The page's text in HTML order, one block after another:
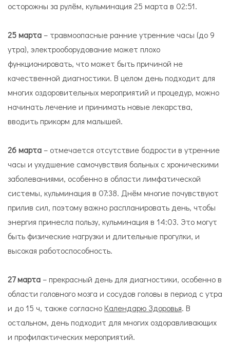
осторожны за рулём, кульминация 25 марта в 02:51.
25 марта – травмоопасные ранние утренние часы (до 9
утра), электрооборудование может плохо
функционировать, что может быть причиной не
качественной диагностики. В целом день подходит для
многих оздоровительных мероприятий и процедур, можно
начинать лечение и принимать новые лекарства,
вводить прикорм для малышей.
26 марта – отмечается отсутствие бодрости в утренние
часы и ухудшение самочувствия больных с хроническими
заболеваниями, особенно в области лимфатической
системы, кульминация в 07:38. Днём многие почувствуют
прилив сил, поэтому важно распланировать день, чтобы
энергия принесла пользу, кульминация в 14:03. Это могут
быть физические нагрузки и длительные прогулки, и
высокая работоспособность.
27 марта – прекрасный день для диагностики, особенно в
области головного мозга и сосудов головы в период с утра
и до 15 ч, также согласноКалендарю Здоровья. В
остальном, день подходит для многих оздоравливающих
и профилактических мероприятий.